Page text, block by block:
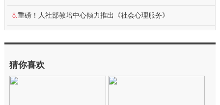
8.重磅！人社部教培中心倾力推出《社会心理服务》
猜你喜欢